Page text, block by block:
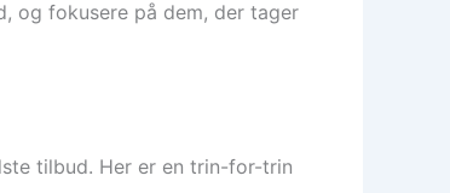
og fokusere på dem, der tager
tilbud. Her er en trin-for-trin